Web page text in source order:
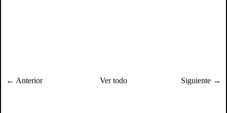
← Anterior Ver todo Siguiente →